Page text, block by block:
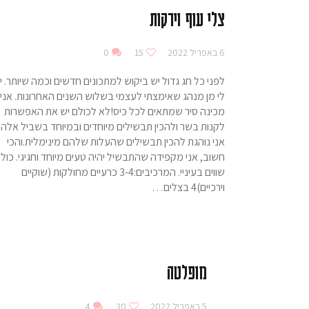
צלי עוף וירקות
6 באפריל 2022 15
0
לפני כל חג גדול יש ביקוש למתכונים חדשים וכמה שיותר.
לי מן מנהג שאימצתי לעצמי בשלוש השנים האחרונות. אני
מכינה סיר שמתאים לכל כיס!לא לכולם יש את האפשרות
לקנות בשר ולהכין תבשילים מיוחדים ובמיוחד בשביל אלה
אני נוהגת להכין תבשילים שהעלות שלהם מינימלית.והכי
חשוב, אני מקפידה שהתבשיל יהיה טעים מיוחד וחגיגי.
שווים בעיניי. המרכיבים:3-4 כרעיים מחולקות (שוקיים
וירכיים)4 בצלים…
מופלטה